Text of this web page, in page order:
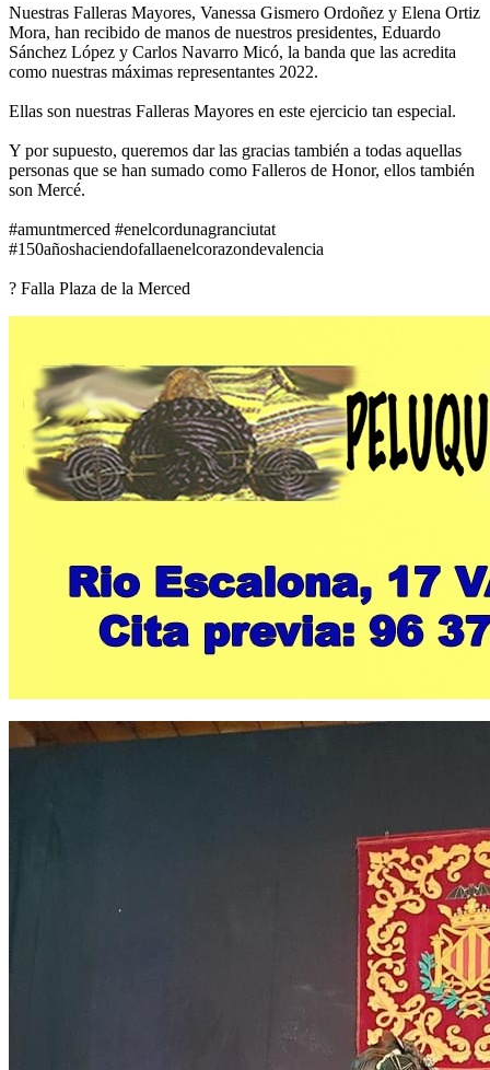
Nuestras Falleras Mayores, Vanessa Gismero Ordoñez y Elena Ortiz
Mora, han recibido de manos de nuestros presidentes, Eduardo
Sánchez López y Carlos Navarro Micó, la banda que las acredita
como nuestras máximas representantes 2022.
Ellas son nuestras Falleras Mayores en este ejercicio tan especial.
Y por supuesto, queremos dar las gracias también a todas aquellas
personas que se han sumado como Falleros de Honor, ellos también
son Mercé.
#amuntmerced #enelcordunagranciutat
#150añoshaciendofallaenelcorazondevalencia
? Falla Plaza de la Merced